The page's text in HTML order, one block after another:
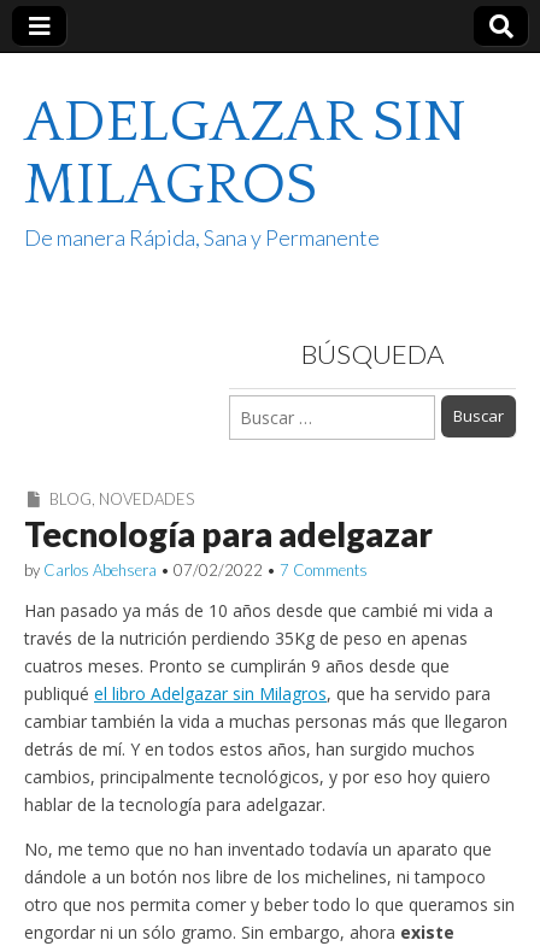
ADELGAZAR SIN
MILAGROS
De manera Rápida, Sana y Permanente
BÚSQUEDA
Buscar:
BLOG, NOVEDADES
Tecnología para adelgazar
by Carlos Abehsera • 07/02/2022 • 7 Comments
Han pasado ya más de 10 años desde que cambié mi vida a
través de la nutrición perdiendo 35Kg de peso en apenas
cuatros meses. Pronto se cumplirán 9 años desde que
publiqué el libro Adelgazar sin Milagros, que ha servido para
cambiar también la vida a muchas personas más que llegaron
detrás de mí. Y en todos estos años, han surgido muchos
cambios, principalmente tecnológicos, y por eso hoy quiero
hablar de la tecnología para adelgazar.
No, me temo que no han inventado todavía un aparato que
dándole a un botón nos libre de los michelines, ni tampoco
otro que nos permita comer y beber todo lo que queramos sin
engordar ni un sólo gramo. Sin embargo, ahora existe